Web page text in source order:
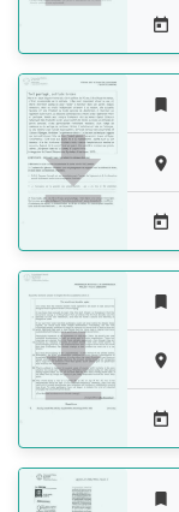









